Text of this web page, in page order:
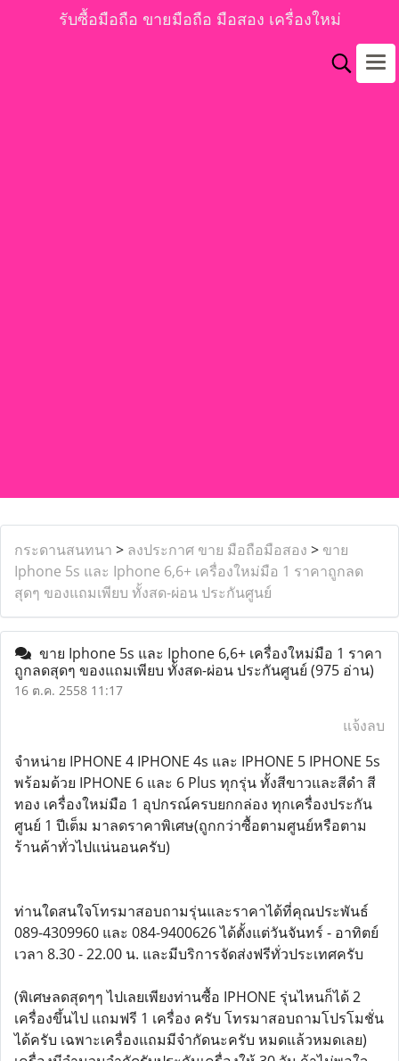
รับซื้อมือถือ ขายมือถือ มือสอง เครื่องใหม่
กระดานสนทนา > ลงประกาศ ขาย มือถือมือสอง > ขาย
Iphone 5s และ Iphone 6,6+ เครื่องใหม่มือ 1 ราคาถูกลด
สุดๆ ของแถมเพียบ ทั้งสด-ผ่อน ประกันศูนย์
ขาย Iphone 5s และ Iphone 6,6+ เครื่องใหม่มือ 1 ราคา
ถูกลดสุดๆ ของแถมเพียบ ทั้งสด-ผ่อน ประกันศูนย์ (975 อ่าน)
16 ต.ค. 2558 11:17
แจ้งลบ
จำหน่าย IPHONE 4 IPHONE 4s และ IPHONE 5 IPHONE 5s
พร้อมด้วย IPHONE 6 และ 6 Plus ทุกรุ่น ทั้งสีขาวและสีดำ สี
ทอง เครื่องใหม่มือ 1 อุปกรณ์ครบยกกล่อง ทุกเครื่องประกัน
ศูนย์ 1 ปีเต็ม มาลดราคาพิเศษ(ถูกกว่าซื้อตามศูนย์หรือตาม
ร้านค้าทั่วไปแน่นอนครับ)
ท่านใดสนใจโทรมาสอบถามรุ่นและราคาได้ที่คุณประพันธ์
089-4309960 และ 084-9400626 ได้ตั้งแต่วันจันทร์ - อาทิตย์
เวลา 8.30 - 22.00 น. และมีบริการจัดส่งฟรีทั่วประเทศครับ
(พิเศษลดสุดๆๆ ไปเลยเพียงท่านซื้อ IPHONE รุ่นไหนก็ได้ 2
เครื่องขึ้นไป แถมฟรี 1 เครื่อง ครับ โทรมาสอบถามโปรโมชั่น
ได้ครับ เฉพาะเครื่องแถมมีจำกัดนะครับ หมดแล้วหมดเลย)